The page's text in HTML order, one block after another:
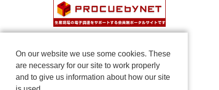
On our website we use some cookies. These
are necessary for our site to work properly
and to give us information about how our site